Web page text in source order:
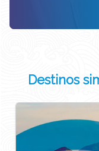
Destinos